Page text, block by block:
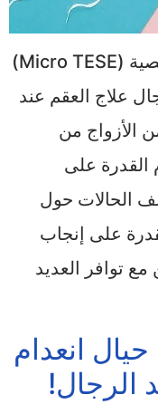
تعتبر عملية المسح المجهري للخصية (Micro TESE)
علاج العقم عند
يُعاني قرابة 15% من الأزواج من
القدرة على
الحالات حول
على إنجاب
توافر العديد
انعدام
الرجال!